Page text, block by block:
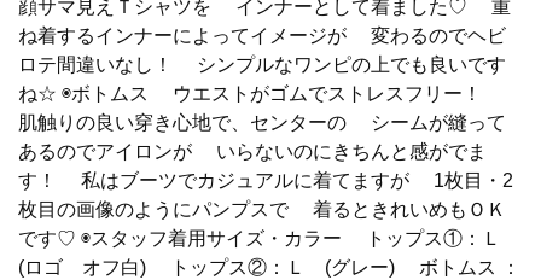
顔サマ見えＴシャツを インナーとして着ました♡ 重
ね着するインナーによってイメージが 変わるのでヘビ
ロテ間違いなし！ シンプルなワンピの上でも良いです
ね☆ ◉ボトムス ウエストがゴムでストレスフリー！
肌触りの良い穿き心地で、センターの シームが縫って
あるのでアイロンが いらないのにきちんと感がでま
す！ 私はブーツでカジュアルに着てますが 1枚目・2
枚目の画像のようにパンプスで 着るときれいめもＯＫ
です♡ ◉スタッフ着用サイズ・カラー トップス①：Ｌ
(ロゴ オフ白) トップス②：Ｌ (グレー) ボトムス ：